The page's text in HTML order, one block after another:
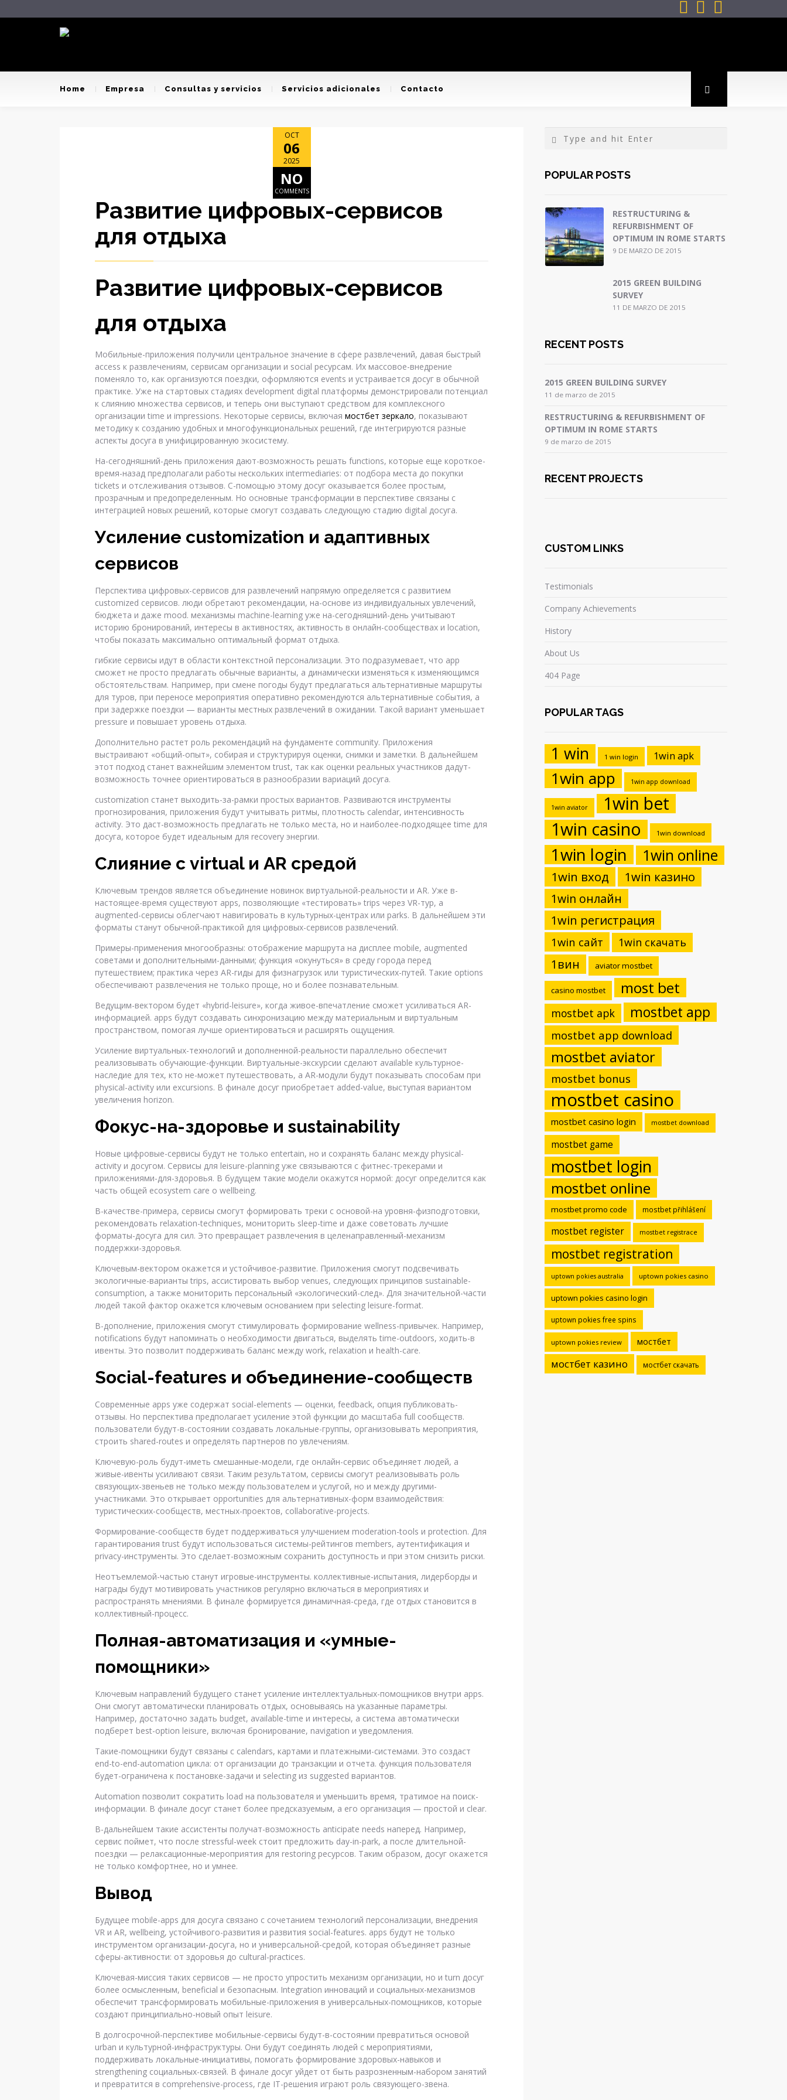
  
Home Empresa Consultas y servicios Servicios adicionales Contacto
OCT
06
2025
NO
COMMENTS
Развитие цифровых-сервисов
для отдыха
Развитие цифровых-сервисов
для отдыха
Мобильные-приложения получили центральное значение в сфере развлечений, давая быстрый
access к развлечениям, сервисам организации и social ресурсам. Их массовое-внедрение
поменяло то, как организуются поездки, оформляются events и устраивается досуг в обычной
практике. Уже на стартовых стадиях development digital платформы демонстрировали потенциал
к слиянию множества сервисов, и теперь они выступают средством для комплексного
организации time и impressions. Некоторые сервисы, включая мостбет зеркало, показывают
методику к созданию удобных и многофункциональных решений, где интегрируются разные
аспекты досуга в унифицированную экосистему.
На-сегодняшний-день приложения дают-возможность решать functions, которые еще короткое-
время-назад предполагали работы нескольких intermediaries: от подбора места до покупки
tickets и отслеживания отзывов. С-помощью этому досуг оказывается более простым,
прозрачным и предопределенным. Но основные трансформации в перспективе связаны с
интеграцией новых решений, которые смогут создавать следующую стадию digital досуга.
Усиление customization и адаптивных
сервисов
Перспектива цифровых-сервисов для развлечений напрямую определяется с развитием
customized сервисов. люди обретают рекомендации, на-основе из индивидуальных увлечений,
бюджета и даже mood. механизмы machine-learning уже на-сегодняшний-день учитывают
историю бронирований, интересы в активностях, активность в онлайн-сообществах и location,
чтобы показать максимально оптимальный формат отдыха.
гибкие сервисы идут в области контекстной персонализации. Это подразумевает, что app
сможет не просто предлагать обычные варианты, а динамически изменяться к изменяющимся
обстоятельствам. Например, при смене погоды будут предлагаться альтернативные маршруты
для туров, при переносе мероприятия оперативно рекомендуются альтернативные события, а
при задержке поездки — варианты местных развлечений в ожидании. Такой вариант уменьшает
pressure и повышает уровень отдыха.
Дополнительно растет роль рекомендаций на фундаменте community. Приложения
выстраивают «общий-опыт», собирая и структурируя оценки, снимки и заметки. В дальнейшем
этот подход станет важнейшим элементом trust, так как оценки реальных участников дадут-
возможность точнее ориентироваться в разнообразии вариаций досуга.
customization станет выходить-за-рамки простых вариантов. Развиваются инструменты
прогнозирования, приложения будут учитывать ритмы, плотность calendar, интенсивность
activity. Это даст-возможность предлагать не только места, но и наиболее-подходящее time для
досуга, которое будет идеальным для recovery энергии.
Слияние с virtual и AR средой
Ключевым трендов является объединение новинок виртуальной-реальности и AR. Уже в-
настоящее-время существуют apps, позволяющие «тестировать» trips через VR-тур, а
augmented-сервисы облегчают навигировать в культурных-центрах или parks. В дальнейшем эти
форматы станут обычной-практикой для цифровых-сервисов развлечений.
Примеры-применения многообразны: отображение маршрута на дисплее mobile, augmented
советами и дополнительными-данными; функция «окунуться» в среду города перед
путешествием; практика через AR-гиды для физнагрузок или туристических-путей. Такие options
обеспечивают развлечения не только проще, но и более познавательным.
Ведущим-вектором будет «hybrid-leisure», когда живое-впечатление сможет усиливаться AR-
информацией. apps будут создавать синхронизацию между материальным и виртуальным
пространством, помогая лучше ориентироваться и расширять ощущения.
Усиление виртуальных-технологий и дополненной-реальности параллельно обеспечит
реализовывать обучающие-функции. Виртуальные-экскурсии сделают available культурное-
наследие для тех, кто не-может путешествовать, а AR-модули будут показывать способам при
physical-activity или excursions. В финале досуг приобретает added-value, выступая вариантом
увеличения horizon.
Фокус-на-здоровье и sustainability
Новые цифровые-сервисы будут не только entertain, но и сохранять баланс между physical-
activity и досугом. Сервисы для leisure-planning уже связываются с фитнес-трекерами и
приложениями-для-здоровья. В будущем такие модели окажутся нормой: досуг определится как
часть общей ecosystem care о wellbeing.
В-качестве-примера, сервисы смогут формировать треки с основой-на уровня-физподготовки,
рекомендовать relaxation-techniques, мониторить sleep-time и даже советовать лучшие
форматы-досуга для сил. Это превращает развлечения в целенаправленный-механизм
поддержки-здоровья.
Ключевым-вектором окажется и устойчивое-развитие. Приложения смогут подсвечивать
экологичные-варианты trips, ассистировать выбор venues, следующих принципов sustainable-
consumption, а также мониторить персональный «экологический-след». Для значительной-части
людей такой фактор окажется ключевым основанием при selecting leisure-format.
В-дополнение, приложения смогут стимулировать формирование wellness-привычек. Например,
notifications будут напоминать о необходимости двигаться, выделять time-outdoors, ходить-в
ивенты. Это позволит поддерживать баланс между work, relaxation и health-care.
Social-features и объединение-сообществ
Современные apps уже содержат social-elements — оценки, feedback, опция публиковать-
отзывы. Но перспектива предполагает усиление этой функции до масштаба full сообществ.
пользователи будут-в-состоянии создавать локальные-группы, организовывать мероприятия,
строить shared-routes и определять партнеров по увлечениям.
Ключевую-роль будут-иметь смешанные-модели, где онлайн-сервис объединяет людей, а
живые-ивенты усиливают связи. Таким результатом, сервисы смогут реализовывать роль
связующих-звеньев не только между пользователем и услугой, но и между другими-
участниками. Это открывает opportunities для альтернативных-форм взаимодействия:
туристических-сообществ, местных-проектов, collaborative-projects.
Формирование-сообществ будет поддерживаться улучшением moderation-tools и protection. Для
гарантирования trust будут использоваться системы-рейтингов members, аутентификация и
privacy-инструменты. Это сделает-возможным сохранить доступность и при этом снизить риски.
Неотъемлемой-частью станут игровые-инструменты. коллективные-испытания, лидерборды и
награды будут мотивировать участников регулярно включаться в мероприятиях и
распространять мнениями. В финале формируется динамичная-среда, где отдых становится в
коллективный-процесс.
Полная-автоматизация и «умные-
помощники»
Ключевым направлений будущего станет усиление интеллектуальных-помощников внутри apps.
Они смогут автоматически планировать отдых, основываясь на указанные параметры.
Например, достаточно задать budget, available-time и интересы, а система автоматически
подберет best-option leisure, включая бронирование, navigation и уведомления.
Такие-помощники будут связаны с calendars, картами и платежными-системами. Это создаст
end-to-end-automation цикла: от организации до транзакции и отчета. функция пользователя
будет-ограничена к постановке-задачи и selecting из suggested вариантов.
Automation позволит сократить load на пользователя и уменьшить время, тратимое на поиск-
информации. В финале досуг станет более предсказуемым, а его организация — простой и clear.
В-дальнейшем такие ассистенты получат-возможность anticipate needs наперед. Например,
сервис поймет, что после stressful-week стоит предложить day-in-park, а после длительной-
поездки — релаксационные-мероприятия для restoring ресурсов. Таким образом, досуг окажется
не только комфортнее, но и умнее.
Вывод
Будущее mobile-apps для досуга связано с сочетанием технологий персонализации, внедрения
VR и AR, wellbeing, устойчивого-развития и развития social-features. apps будут не только
инструментом организации-досуга, но и универсальной-средой, которая объединяет разные
сферы-активности: от здоровья до cultural-practices.
Ключевая-миссия таких сервисов — не просто упростить механизм организации, но и turn досуг
более осмысленным, beneficial и безопасным. Integration инноваций и социальных-механизмов
обеспечит трансформировать мобильные-приложения в универсальных-помощников, которые
создают принципиально-новый опыт leisure.
В долгосрочной-перспективе мобильные-сервисы будут-в-состоянии превратиться основой
urban и культурной-инфраструктуры. Они будут соединять людей с мероприятиями,
поддерживать локальные-инициативы, помогать формирование здоровых-навыков и
strengthening социальных-связей. В финале досуг уйдет от быть разрозненным-набором занятий
и превратится в comprehensive-process, где IT-решения играют роль связующего-звена.
POPULAR POSTS
RESTRUCTURING &
REFURBISHMENT OF
OPTIMUM IN ROME STARTS
9 DE MARZO DE 2015
2015 GREEN BUILDING
SURVEY
11 DE MARZO DE 2015
RECENT POSTS
2015 GREEN BUILDING SURVEY
11 de marzo de 2015
RESTRUCTURING & REFURBISHMENT OF
OPTIMUM IN ROME STARTS
9 de marzo de 2015
RECENT PROJECTS
CUSTOM LINKS
Testimonials
Company Achievements
History
About Us
404 Page
POPULAR TAGS
1 win 1 win login 1win apk
1win app 1win app download
1win aviator
1win bet
1win casino
1win download
1win login 1win online
1win вход 1win казино
1win онлайн
1win регистрация
1win сайт 1win скачать
1вин aviator mostbet
casino mostbet most bet
mostbet apk mostbet app
mostbet app download
mostbet aviator
mostbet bonus
mostbet casino
mostbet casino login mostbet download
mostbet game
mostbet login
mostbet online
mostbet promo code mostbet přihlášení
mostbet register mostbet registrace
mostbet registration
uptown pokies australia uptown pokies casino
uptown pokies casino login
uptown pokies free spins
uptown pokies review мостбет
мостбет казино мостбет скачать